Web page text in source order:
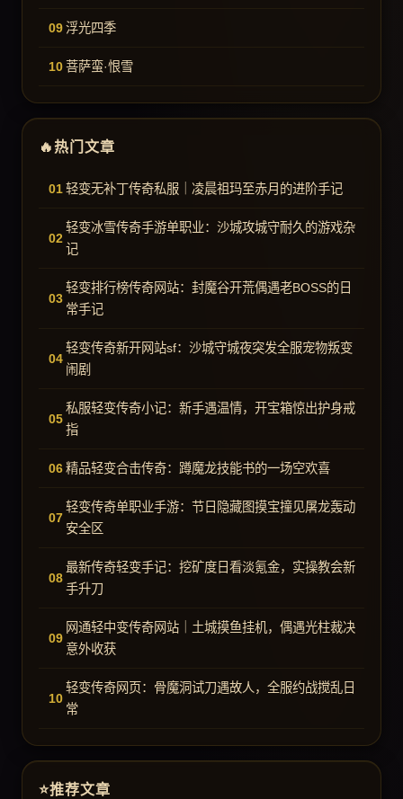
浮光四季
菩萨蛮·恨雪
热门文章
轻变无补丁传奇私服｜凌晨祖玛至赤月的进阶手记
轻变冰雪传奇手游单职业：沙城攻城守耐久的游戏杂
记
轻变排行榜传奇网站：封魔谷开荒偶遇老BOSS的日
常手记
轻变传奇新开网站sf：沙城守城夜突发全服宠物叛变
闹剧
私服轻变传奇小记：新手遇温情，开宝箱惊出护身戒
指
精品轻变合击传奇：蹲魔龙技能书的一场空欢喜
轻变传奇单职业手游：节日隐藏图摸宝撞见屠龙轰动
安全区
最新传奇轻变手记：挖矿度日看淡氪金，实操教会新
手升刀
网通轻中变传奇网站｜土城摸鱼挂机，偶遇光柱裁决
意外收获
轻变传奇网页：骨魔洞试刀遇故人，全服约战搅乱日
常
推荐文章